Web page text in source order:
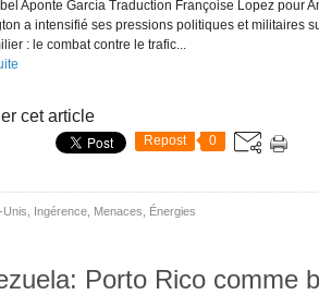
Aponte García Traduction Françoise Lopez pour
a intensifié ses pressions politiques et militaires
: le combat contre le trafic...
cet article
Repost 0
Unis Ingérence Menaces Énergies
Porto Rico comme